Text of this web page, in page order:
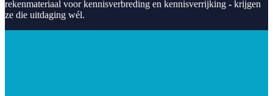
rekenmateriaal voor kennisverbreding en kennisverrijking - krijgen
ze die uitdaging wél.